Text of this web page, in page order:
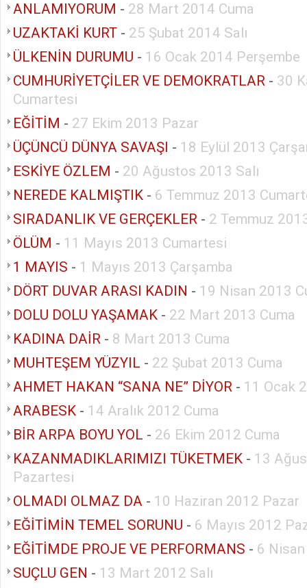
ANLAMIYORUM - 28 Mart 2014 Cuma
UZAKTAKİ KURT - 25 Şubat 2014 Salı
ÜLKENİN DURUMU - 16 Ocak 2014 Perşembe
CUMHURİYETÇİLER VE DEMOKRATLAR - 30
Cumartesi
EĞİTİM - 27 Ekim 2013 Pazar
ÜÇÜNCÜ DÜNYA SAVAŞI - 18 Eylül 2013
ESKİYE ÖZLEM - 20 Ağustos 2013 Salı
NEREDE KALMIŞTIK - 6 Temmuz 2013
SIRADANLIK VE GERÇEKLER - 2 Temmuz
ÖLÜM - 11 Mayıs 2013 Cumartesi
1 MAYIS - 1 Mayıs 2013 Çarşamba
DÖRT DUVAR ARASI KADIN - 19 Nisan 2013
DOLU DOLU YAŞAMAK - 22 Mart 2013 Cuma
KADINA DAİR - 8 Mart 2013 Cuma
MUHTEŞEM YÜZYIL - 22 Şubat 2013 Cuma
AHMET HAKAN “SANA NE” DİYOR - 11 Ocak
ARABESK - 14 Aralık 2012 Cuma
BİR ARPA BOYU YOL - 26 Ekim 2012 Cuma
KAZANMADIKLARIMIZI TÜKETMEK - 13
Pazartesi
OLMADI OLMAZ DA - 10 Haziran 2012 Pazar
EĞİTİMİN TEMEL SORUNU - 6 Mayıs 2012
EĞİTİMDE PROJE VE PERFORMANS - 6
SUÇLU GEN - 13 Mart 2012 Salı